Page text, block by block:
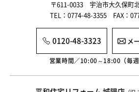
2024年11月
2024年10月
2024年9月
2024年8月
〒611-0033 宇治市大久保町
TEL：0774-48-3355 FAX：
0120-48-3323 メ
営業時間／10:00～18:00（毎週